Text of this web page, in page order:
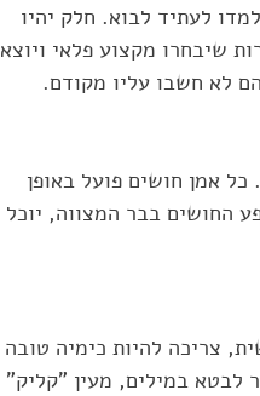
לעתיד לבוא. חלק יהיו
שיבחרו מקצוע פלאי ויוצא
לא חשבו עליו מקודם.
אמן חושים פועל באופן
החושים בבר המצווה, יוכל
צריכה להיות כימיה טובה
לבטא במילים, מעין "קליק"